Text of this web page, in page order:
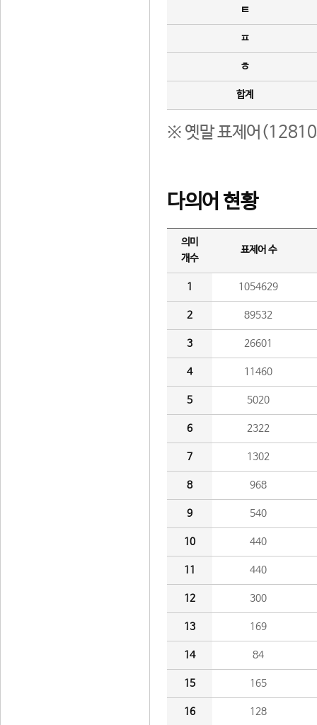
ㅌ
ㅍ
ㅎ
합계
※ 옛말 표제어(12810
다의어 현황
의미
개수
표제어 수
1 1054629
2 89532
3 26601
4 11460
5 5020
6 2322
7 1302
8 968
9 540
10 440
11 440
12 300
13 169
14 84
15 165
16 128